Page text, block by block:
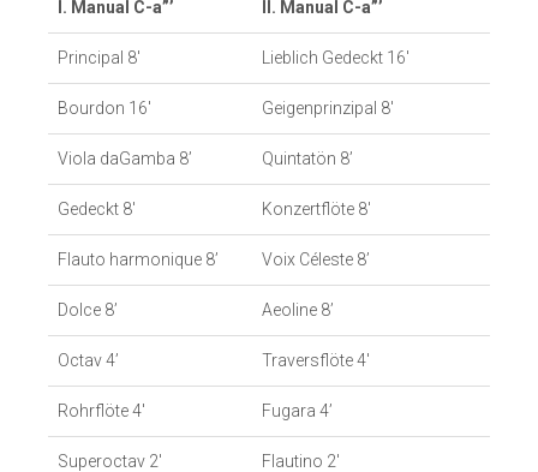
I. Manual C-a”’ II. Manual C-a”’
Principal 8′ Lieblich Gedeckt 16′
Bourdon 16′ Geigenprinzipal 8′
Viola daGamba 8’ Quintatön 8’
Gedeckt 8′ Konzertflöte 8′
Flauto harmonique 8’ Voix Céleste 8’
Dolce 8’ Aeoline 8’
Octav 4’ Traversflöte 4′
Rohrflöte 4′ Fugara 4’
Superoctav 2′ Flautino 2′